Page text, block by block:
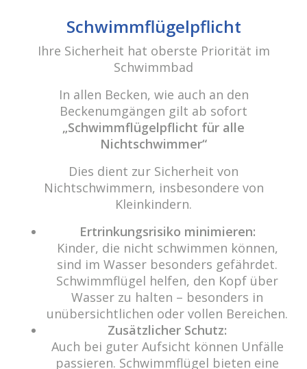
cabrio Senden - das Bad
Bulderner Str. 15
Tel.: 0049 (0) 2597 - 93 918 -10
Fax: 0049 (0) 2597 - 93 918 -29
info@cabriosenden.de
www.cabriosenden.de
Wir freuen uns auf Sie!
Eine Nachricht schreiben
Über das Wasser.
„Das Prinzip aller Dinge ist Wasser; aus Wasser ist
alles, und ins Wasser kehrt alles zurück.“ (Thales von
Schwimmflügelpflicht
Ihre Sicherheit hat oberste Priorität im
Schwimmbad
In allen Becken, wie auch an den
Beckenumgängen gilt ab sofort
„Schwimmflügelpflicht für alle
Nichtschwimmer“
Dies dient zur Sicherheit von
Nichtschwimmern, insbesondere von
Kleinkindern.
Ertrinkungsrisiko minimieren:
Kinder, die nicht schwimmen können,
sind im Wasser besonders gefährdet.
Schwimmflügel helfen, den Kopf über
Wasser zu halten – besonders in
unübersichtlichen oder vollen Bereichen.
Zusätzlicher Schutz:
Auch bei guter Aufsicht können Unfälle
passieren. Schwimmflügel bieten eine